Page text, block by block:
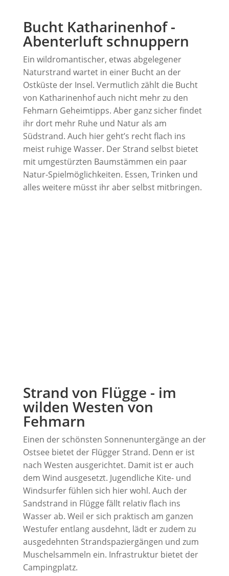
Bucht Katharinenhof -
Abenterluft schnuppern
Ein wildromantischer, etwas abgelegener
Naturstrand wartet in einer Bucht an der
Ostküste der Insel. Vermutlich zählt die Bucht
von Katharinenhof auch nicht mehr zu den
Fehmarn Geheimtipps. Aber ganz sicher findet
ihr dort mehr Ruhe und Natur als am
Südstrand. Auch hier geht’s recht flach ins
meist ruhige Wasser. Der Strand selbst bietet
mit umgestürzten Baumstämmen ein paar
Natur-Spielmöglichkeiten. Essen, Trinken und
alles weitere müsst ihr aber selbst mitbringen.
Strand von Flügge - im
wilden Westen von
Fehmarn
Einen der schönsten Sonnenuntergänge an der
Ostsee bietet der Flügger Strand. Denn er ist
nach Westen ausgerichtet. Damit ist er auch
dem Wind ausgesetzt. Jugendliche Kite- und
Windsurfer fühlen sich hier wohl. Auch der
Sandstrand in Flügge fällt relativ flach ins
Wasser ab. Weil er sich praktisch am ganzen
Westufer entlang ausdehnt, lädt er zudem zu
ausgedehnten Strandspaziergängen und zum
Muschelsammeln ein. Infrastruktur bietet der
Campingplatz.